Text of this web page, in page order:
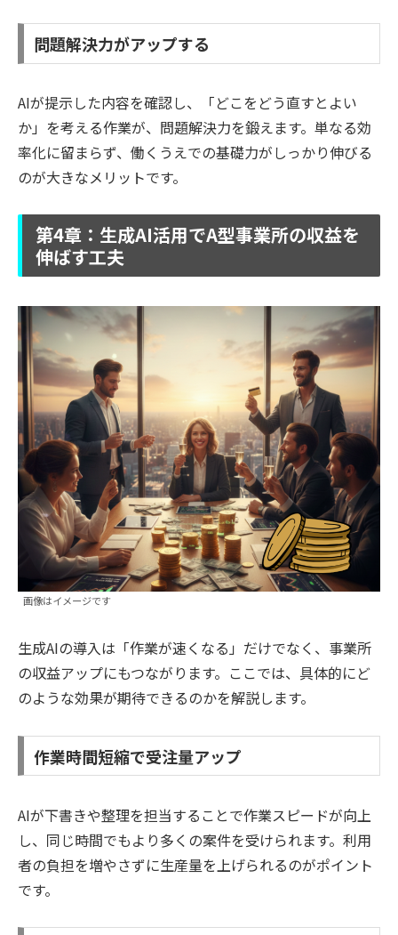
問題解決力がアップする
AIが提示した内容を確認し、「どこをどう直すとよい
か」を考える作業が、問題解決力を鍛えます。単なる効
率化に留まらず、働くうえでの基礎力がしっかり伸びる
のが大きなメリットです。
第4章：生成AI活用でA型事業所の収益を
伸ばす工夫
画像はイメージです
生成AIの導入は「作業が速くなる」だけでなく、事業所
の収益アップにもつながります。ここでは、具体的にど
のような効果が期待できるのかを解説します。
作業時間短縮で受注量アップ
AIが下書きや整理を担当することで作業スピードが向上
し、同じ時間でもより多くの案件を受けられます。利用
者の負担を増やさずに生産量を上げられるのがポイント
です。